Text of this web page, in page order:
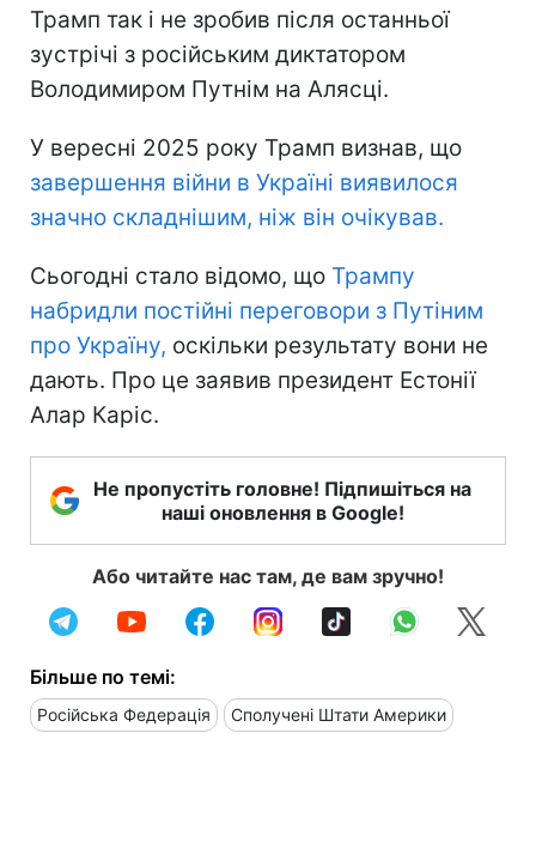
Трамп так і не зробив після останньої
зустрічі з російським диктатором
Володимиром Путнім на Алясці.
У вересні 2025 року Трамп визнав, що
завершення війни в Україні виявилося
значно складнішим, ніж він очікував.
Сьогодні стало відомо, що Трампу
набридли постійні переговори з Путіним
про Україну, оскільки результату вони не
дають. Про це заявив президент Естонії
Алар Каріс.
Не пропустіть головне! Підпишіться на
наші оновлення в Google!
Або читайте нас там, де вам зручно!
Більше по темі:
Російська Федерація Сполучені Штати Америки